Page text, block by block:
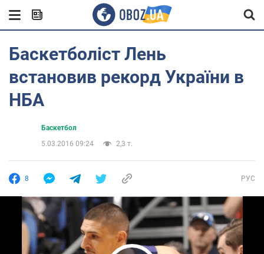
Баскетболіст Лень
встановив рекорд України в
НБА
Баскетбол
5.03.2016 09:24
2,3 т.
8 РУС